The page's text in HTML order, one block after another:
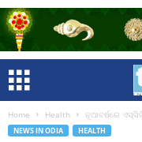
Home Health ନୂଆବର୍ଷରେ
NEWS IN ODIA HEALTH